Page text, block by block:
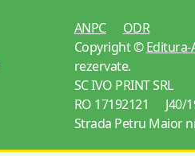
ANPC
ODR
Copyright ©
rezervate.
SC IVO PRINT SRL
RO 17192121 J40/
Strada Petru Maior